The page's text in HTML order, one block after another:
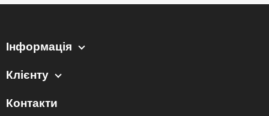
Інформація
Клієнту